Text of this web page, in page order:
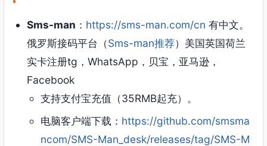
Sms-man ： https://sms-man.com/cn 有中文。
俄罗斯接码平台（Sms-man推荐）美国英国荷兰
实卡注册tg，WhatsApp，贝宝，亚马逊，
Facebook
支持支付宝充值（35RMB起充）。
电脑客户端下载： https://github.com/smsma
ncom/SMS-Man_desk/releases/tag/SMS-M